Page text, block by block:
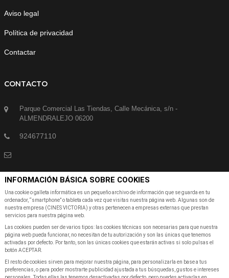
Aviso legal
Política de privacidad
Contactar
CONTACTO
Parque Comercial Las Tiendas, Calle Mecánica, s/n -
ALMENDRALEJO 06200
924677110
Suscribete a nuestra Newsletter para recibir las últimas noticias y ofertas
INFORMACIÓN BÁSICA SOBRE COOKIES
Una cookie o galleta informática es un pequeño archivo de información que se guarda en tu
ordenador, “smartphone” o tableta cada vez que visitas nuestra página web. Algunas son de
nuestra empresa (CINES VICTORIA) y otras pertenecen a empresas externas que prestan
servicios para nuestra página web.
Las cookies pueden ser de varios tipos: las cookies técnicas son necesarias para que nuestra
página web pueda funcionar, no necesitan de tu autorización y son las únicas que tenemos
activadas por defecto. Por tanto, son las únicas cookies que estarán activas si solo pulsas el
botón ACEPTAR.
El resto de cookies sirven para mejorar nuestra página, para personalizarla en base a tus
preferencias, o para poder mostrarte publicidad ajustada a tus búsquedas, gustos e intereses